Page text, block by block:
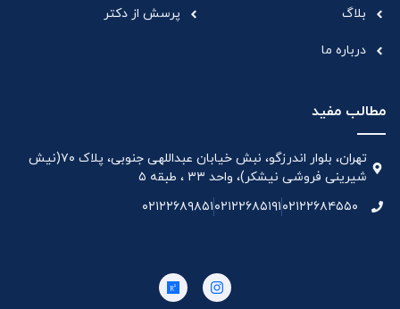
بلاگ
درباره ما
پرسش از دکتر
مطالب مفید
تهران، بلوار اندرزگو، نبش خیابان عبداللهی جنوبی، پلاک ۷۰(نیش
شیرینی فروشی نیشکر)، واحد ۳۳ ، طبقه ۵
۰۲۱۲۲۶۸۴۵۵۰۰۲۱۲۲۶۸۵۱۹۱۰۲۱۲۲۶۸۹۸۵۱